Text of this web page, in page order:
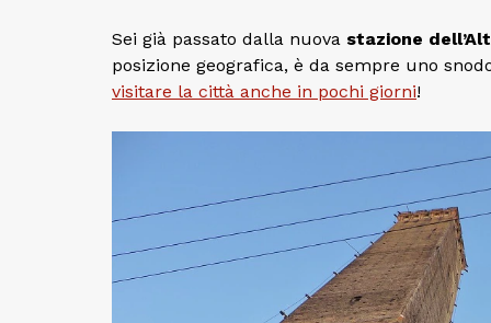
Sei già passato dalla nuova stazione
posizione geografica, è da sempre uno
visitare la città anche in pochi giorni!